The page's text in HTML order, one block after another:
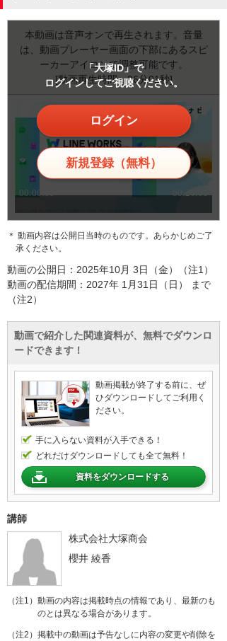
本動画は音声オンで再生されます。音量
は、動画プレーヤー画面の下部にあるスピ
ーカーアイコンで調整可能です。
[動画再生時間：26分01秒]
「大塚ID」で
ログインしてご視聴ください。
ログイン
新規登録（無料）
＊ 動画内容は公開日当時のものです。あらかじめご了
承ください。
動画の公開日：2025年10月 3日（金）（注1）
動画の配信期間：2027年 1月31日（日） まで
（注2）
動画で紹介した関連資料が、無料でダウンロ
ードできます！
動画掲載が終了する前に、ぜ
ひダウンロードしてご利用く
ださい。
手に入らない資料が入手できる！
どれだけダウンロードしても全て無料！
資料をダウンロードする
講師
株式会社大塚商会
櫻井 綾香
（注1）動画の内容は掲載時点の情報であり、最新のも
のとは異なる場合があります。
（注2）掲載中の動画は予告なしに内容の変更や削除を